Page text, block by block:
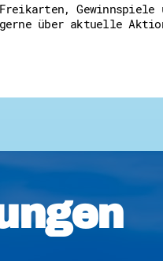
zu Wissen
Gewinnspiele
über aktuelle